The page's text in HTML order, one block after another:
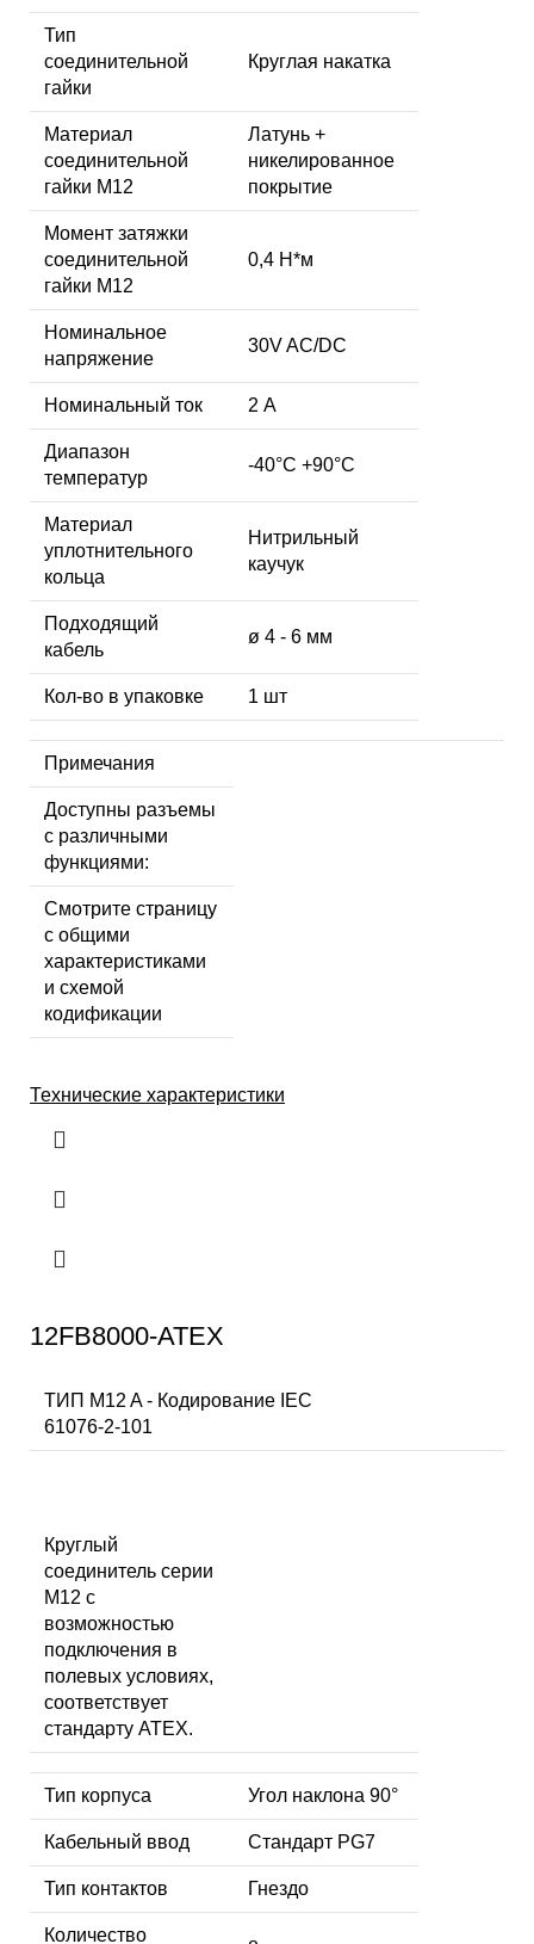
Тип
соединительной
гайки
Круглая накатка
Материал
соединительной
гайки M12
Латунь +
никелированное
покрытие
Момент затяжки
соединительной
гайки M12
0,4 Н*м
Номинальное
напряжение
30V AC/DC
Номинальный ток 2 А
Диапазон
температур
-40°C +90°C
Материал
уплотнительного
кольца
Нитрильный
каучук
Подходящий
кабель
ø 4 - 6 мм
Кол-во в упаковке 1 шт
Примечания
Доступны разъемы
с различными
функциями:
Смотрите страницу
с общими
характеристиками
и схемой
кодификации
Технические характеристики
12FB8000-ATEX
ТИП M12 A - Кодирование IEC
61076-2-101
Круглый
соединитель серии
M12 с
возможностью
подключения в
полевых условиях,
соответствует
стандарту ATEX.
Тип корпуса Угол наклона 90°
Кабельный ввод Стандарт PG7
Тип контактов Гнездо
Количество